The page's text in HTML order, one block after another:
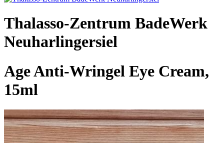
Thalasso-Zentrum BadeWerk
Neuharlingersiel
Age Anti-Wringel Eye Cream,
15ml